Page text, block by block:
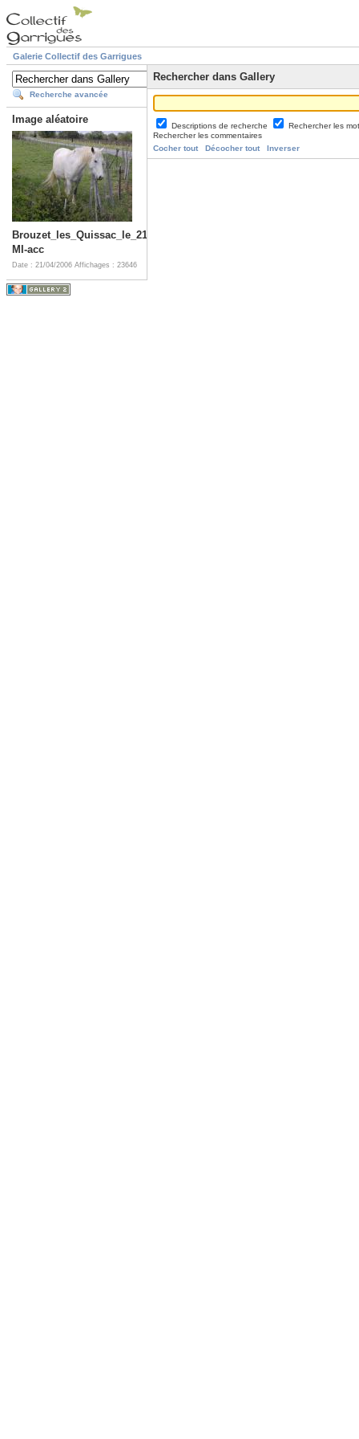
Galerie Collectif des Garrigues
Recherche avancée
Image aléatoire
Brouzet_les_Quissac_le_21_avril_2006_1-
MI-acc
Date : 21/04/2006 Affichages : 23646
Rechercher dans Gallery
Descriptions de recherche
Rechercher les
Rechercher les commentaires
Cocher tout
Décocher tout Inverser